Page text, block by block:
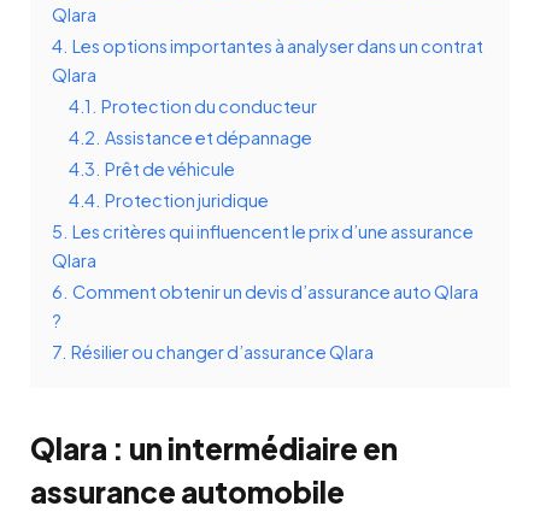
Qlara
4. Les options importantes à analyser dans un contrat
Qlara
4.1. Protection du conducteur
4.2. Assistance et dépannage
4.3. Prêt de véhicule
4.4. Protection juridique
5. Les critères qui influencent le prix d’une assurance
Qlara
6. Comment obtenir un devis d’assurance auto Qlara
?
7. Résilier ou changer d’assurance Qlara
Qlara : un intermédiaire en
assurance automobile